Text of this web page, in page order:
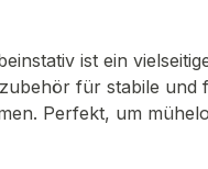
ist ein
für stabile und
Perfekt, um